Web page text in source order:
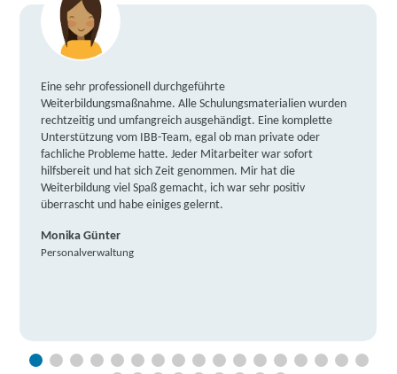
Eine sehr professionell durchgeführte
Weiterbildungsmaßnahme. Alle Schulungsmaterialien wurden
rechtzeitig und umfangreich ausgehändigt. Eine komplette
Unterstützung vom IBB-Team, egal ob man private oder
fachliche Probleme hatte. Jeder Mitarbeiter war sofort
hilfsbereit und hat sich Zeit genommen. Mir hat die
Weiterbildung viel Spaß gemacht, ich war sehr positiv
überrascht und habe einiges gelernt.
Monika Günter
Personalverwaltung